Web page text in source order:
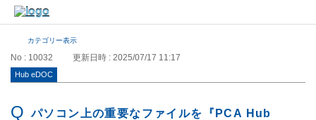
カテゴリー表示
No : 10032 更新日時 : 2025/07/17 11:17
Hub eDOC
パソコン上の重要なファイルを『PCA Hub